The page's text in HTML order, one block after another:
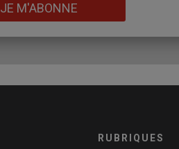
JE M'ABONNE
RUBRIQUES